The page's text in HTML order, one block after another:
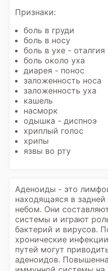
Признаки:
боль в груди
боль в носу
боль в ухе - оталгия
боль около уха
диарея - понос
заложенность носа
заложенность уха
кашель
насморк
одышка - диспноэ
хриплый голос
хрипы
язвы во рту
Аденоиды - это
находящаяся в задней
небом. Они
системы и играют
бактерий и вирусов.
хронические
путей могут
аденоидов.